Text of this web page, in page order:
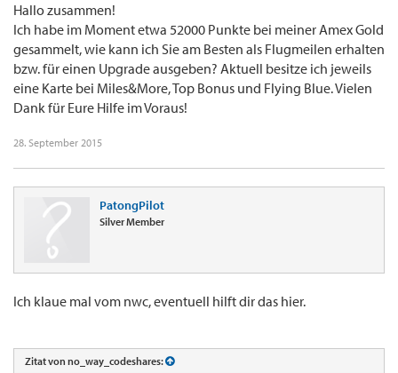
Hallo zusammen!
Ich habe im Moment etwa 52000 Punkte bei meiner Amex Gold
gesammelt, wie kann ich Sie am Besten als Flugmeilen erhalten
bzw. für einen Upgrade ausgeben? Aktuell besitze ich jeweils
eine Karte bei Miles&More, Top Bonus und Flying Blue. Vielen
Dank für Eure Hilfe im Voraus!
28. September 2015
PatongPilot
Silver Member
Ich klaue mal vom nwc, eventuell hilft dir das hier.
Zitat von no_way_codeshares: